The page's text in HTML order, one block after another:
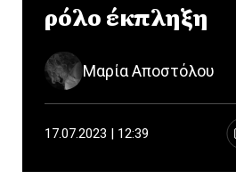
ρόλο έκπληξη
Μαρία Αποστόλου
17.07.2023 | 12:39